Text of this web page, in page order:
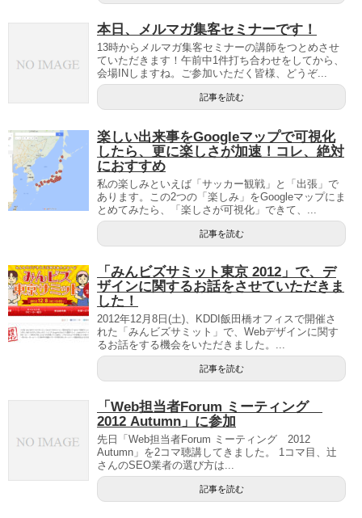
本日、メルマガ集客セミナーです！
13時からメルマガ集客セミナーの講師をつとめさせ
ていただきます！午前中1件打ち合わせをしてから、
会場INしますね。ご参加いただく皆様、どうぞ...
記事を読む
楽しい出来事をGoogleマップで可視化
したら、更に楽しさが加速！コレ、絶対
におすすめ
私の楽しみといえば「サッカー観戦」と「出張」で
あります。この2つの「楽しみ」をGoogleマップにま
とめてみたら、「楽しさが可視化」できて、...
記事を読む
「みんビズサミット東京 2012」で、デ
ザインに関するお話をさせていただきま
した！
2012年12月8日(土)、KDDI飯田橋オフィスで開催さ
れた「みんビズサミット」で、Webデザインに関す
るお話をする機会をいただきました。...
記事を読む
「Web担当者Forum ミーティング
2012 Autumn」に参加
先日「Web担当者Forum ミーティング 2012
Autumn」を2コマ聴講してきました。 1コマ目、辻
さんのSEO業者の選び方は...
記事を読む